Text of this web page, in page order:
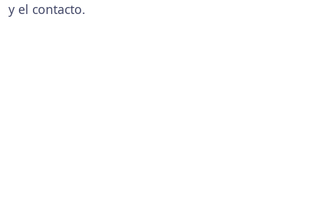
y el contacto.